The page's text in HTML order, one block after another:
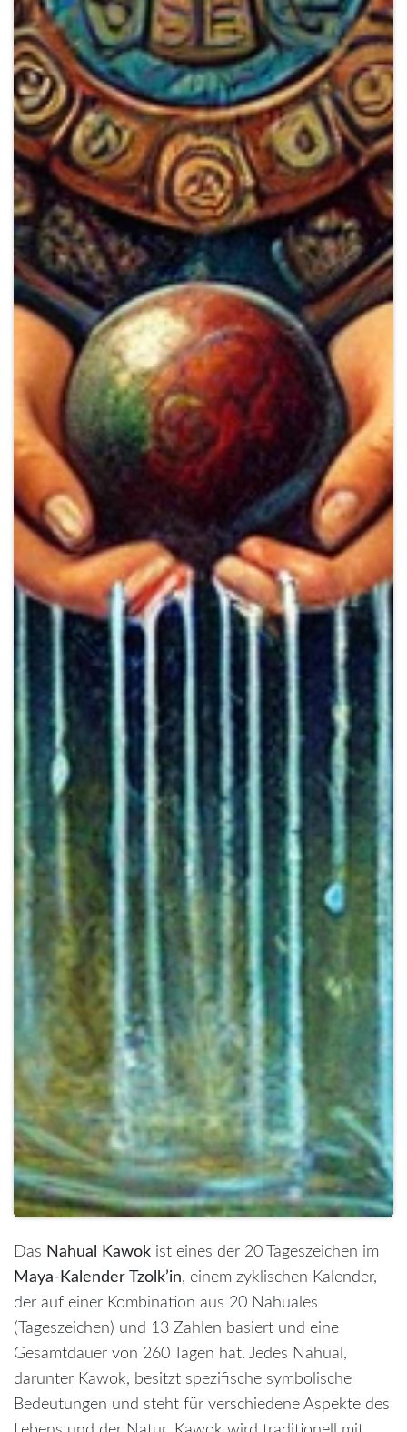
Das Nahual Kawok ist eines der 20 Tageszeichen im
Maya-Kalender Tzolk’in, einem zyklischen Kalender,
der auf einer Kombination aus 20 Nahuales
(Tageszeichen) und 13 Zahlen basiert und eine
Gesamtdauer von 260 Tagen hat. Jedes Nahual,
darunter Kawok, besitzt spezifische symbolische
Bedeutungen und steht für verschiedene Aspekte des